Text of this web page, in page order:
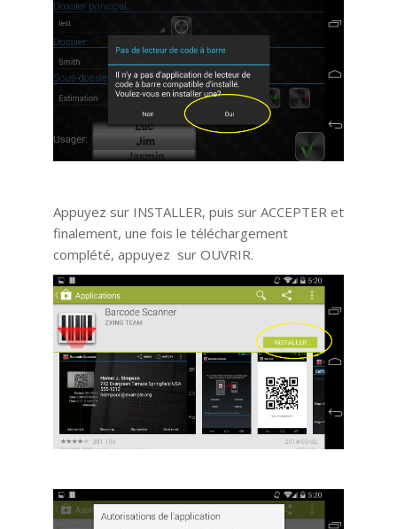
Appuyez sur INSTALLER, puis sur ACCEPTER et
finalement, une fois le téléchargement
complété, appuyez sur OUVRIR.